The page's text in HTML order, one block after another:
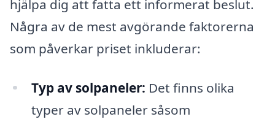
hjälpa dig att fatta ett informerat beslut.
Några av de mest avgörande faktorerna
som påverkar priset inkluderar:
Typ av solpaneler: Det finns olika
typer av solpaneler såsom